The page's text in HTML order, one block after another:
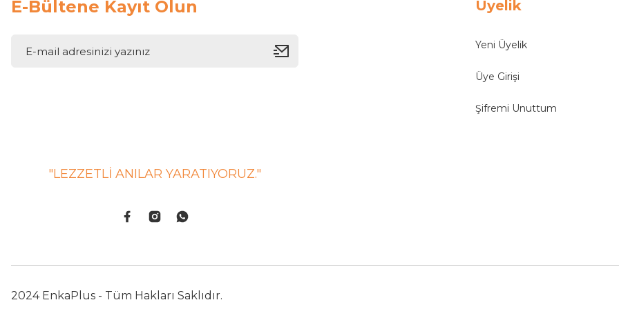
E-Bültene Kayıt Olun
"LEZZETLİ ANILAR YARATIYORUZ."
Üyelik
Yeni Üyelik
Üye Girişi
Şifremi Unuttum
2024 EnkaPlus - Tüm Hakları Saklıdır.